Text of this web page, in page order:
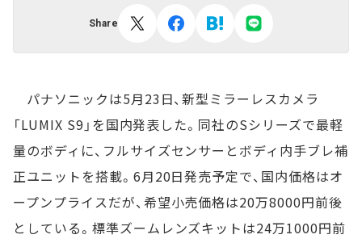
Share
パナソニックは5月23日、新型ミラーレスカメラ
「LUMIX S9」を国内発表した。同社のSシリーズで最軽
量のボディに、フルサイズセンサーとボディ内手ブレ補
正ユニットを搭載。6月20日発売予定で、国内価格はオ
ープンプライスだが、希望小売価格は20万8000円前後
としている。標準ズームレンズキットは24万1000円前